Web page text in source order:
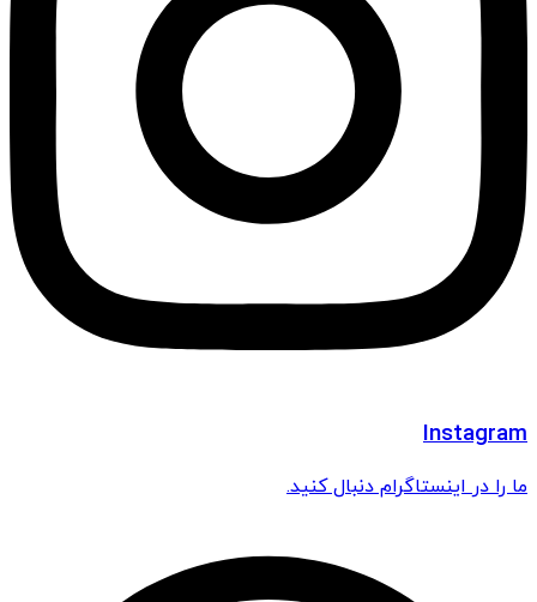
Instagram
ما را در اینستاگرام دنبال کنید.